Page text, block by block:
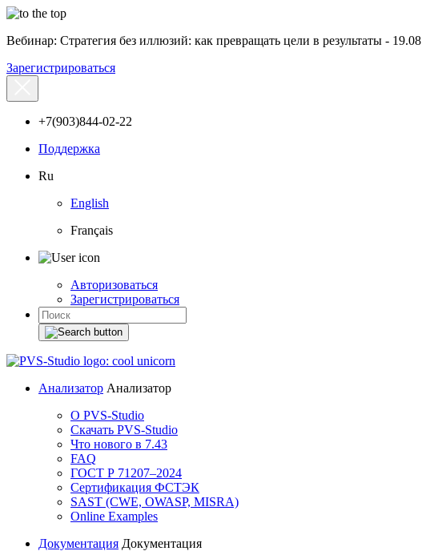
Вебинар: Стратегия без иллюзий: как превращать цели в результаты - 19.08
Зарегистрироваться
+7(903)844-02-22
Поддержка
Ru
English
Français
Авторизоваться
Зарегистрироваться
Анализатор Анализатор
О PVS-Studio
Скачать PVS-Studio
Что нового в 7.43
FAQ
ГОСТ Р 71207–2024
Сертификация ФСТЭК
SAST (CWE, OWASP, MISRA)
Online Examples
Документация Документация